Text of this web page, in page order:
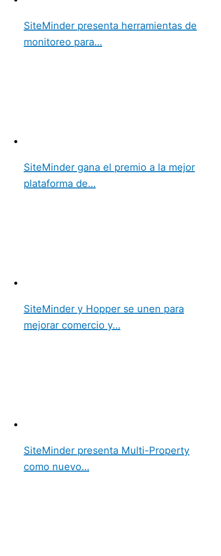
SiteMinder presenta herramientas de
monitoreo para…
SiteMinder gana el premio a la mejor
plataforma de…
SiteMinder y Hopper se unen para
mejorar comercio y…
SiteMinder presenta Multi-Property
como nuevo…